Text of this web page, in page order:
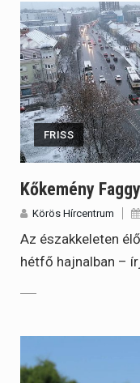
FRISS
Kőkemény
Körös Hírcentrum
Az északkeleten
hétfő hajnalban –